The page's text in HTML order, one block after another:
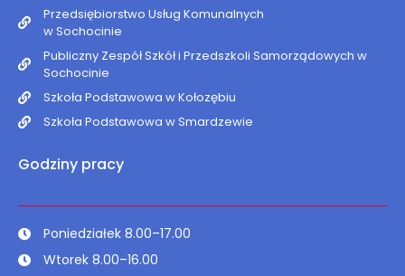
Przedsiębiorstwo Usług Komunalnych
w Sochocinie
Publiczny Zespół Szkół i Przedszkoli Samorządowych w
Sochocinie
Szkoła Podstawowa w Kołozębiu
Szkoła Podstawowa w Smardzewie
Godziny pracy
Poniedziałek 8.00–17.00
Wtorek 8.00–16.00